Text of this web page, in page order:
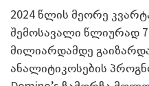
2024 წლის მეორე
შემოსავალი წლიურად
მილიარდამდე
ანალიტიკოსების